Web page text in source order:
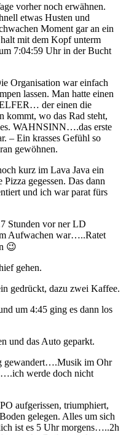
vorher noch erwähnen.
etwas Husten und
Moment gar an ein
mit dem Kopf unterm
7:04:59 Uhr in der Bucht
Organisation war einfach
lassen. Man hatte einen
der einen die
kommt, wo das Rad steht,
WAHNSINN….das erste
– Ein krasses Gefühl so
gewöhnen.
kurz im Lava Java ein
gegessen. Das dann
und ich war parat fürs
Stunden vor ner LD
Aufwachen war…..Ratet
😉
gehen.
gedrückt, dazu zwei Kaffee.
um 4:45 ging es dann los
und das Auto geparkt.
gewandert….Musik im Ohr
werde doch nicht
aufgerissen, triumphiert,
gelegen. Alles um sich
ist es 5 Uhr morgens…..2h